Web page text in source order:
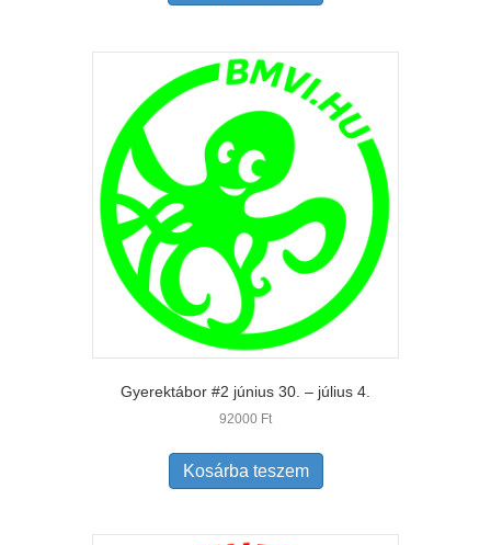
Gyerektábor #2 június 30. – július 4.
92000 Ft
Kosárba teszem